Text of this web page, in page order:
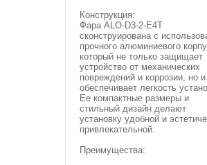
Конструкция:
Фара ALO-D3-2-E4T
сконструирована с
прочного алюминиевого
который не только защищает
устройство от механических
повреждений и коррозии, но и
обеспечивает легкость
Ее компактные размеры и
стильный дизайн делают
установку удобной и
привлекательной.
Преимущества: